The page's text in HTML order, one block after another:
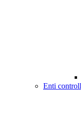
Enti